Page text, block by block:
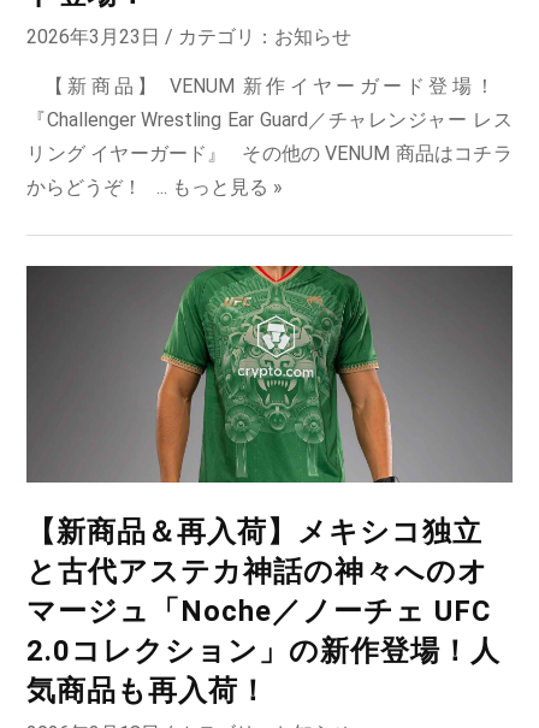
2026年3月23日 / カテゴリ： お知らせ
【新商品】 VENUM 新作イヤーガード登場！
『Challenger Wrestling Ear Guard／チャレンジャー レス
リング イヤーガード』 その他の VENUM 商品はコチラ
からどうぞ！ ... もっと見る »
【新商品＆再入荷】メキシコ独立
と古代アステカ神話の神々へのオ
マージュ「Noche／ノーチェ UFC
2.0コレクション」の新作登場！人
気商品も再入荷！